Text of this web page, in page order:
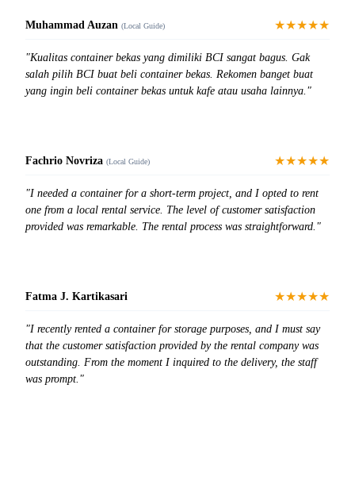
Muhammad Auzan (Local Guide) ★★★★★
"Kualitas container bekas yang dimiliki BCI sangat bagus. Gak
salah pilih BCI buat beli container bekas. Rekomen banget buat
yang ingin beli container bekas untuk kafe atau usaha lainnya."
Fachrio Novriza (Local Guide) ★★★★★
"I needed a container for a short-term project, and I opted to rent
one from a local rental service. The level of customer satisfaction
provided was remarkable. The rental process was straightforward."
Fatma J. Kartikasari ★★★★★
"I recently rented a container for storage purposes, and I must say
that the customer satisfaction provided by the rental company was
outstanding. From the moment I inquired to the delivery, the staff
was prompt."